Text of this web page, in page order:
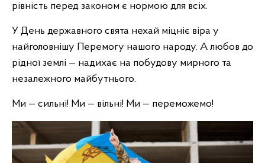
рівність перед законом є нормою для всіх.
У День державного свята нехай міцніє віра у
найголовнішу Перемогу нашого народу. А любов до
рідної землі — надихає на побудову мирного та
незалежного майбутнього.
Ми — сильні! Ми — вільні! Ми — переможемо!